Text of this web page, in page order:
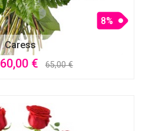
Caress
8%
60,00 € 65,00 €